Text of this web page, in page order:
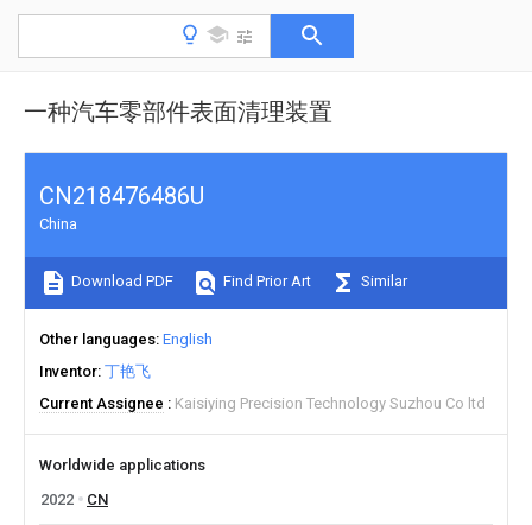
一种汽车零部件表面清理装置
CN218476486U
China
Download PDF Find Prior Art Similar
Other languages English
Inventor 丁艳飞
Current Assignee
Kaisiying Precision Technology Suzhou Co ltd
Worldwide applications
2022
CN